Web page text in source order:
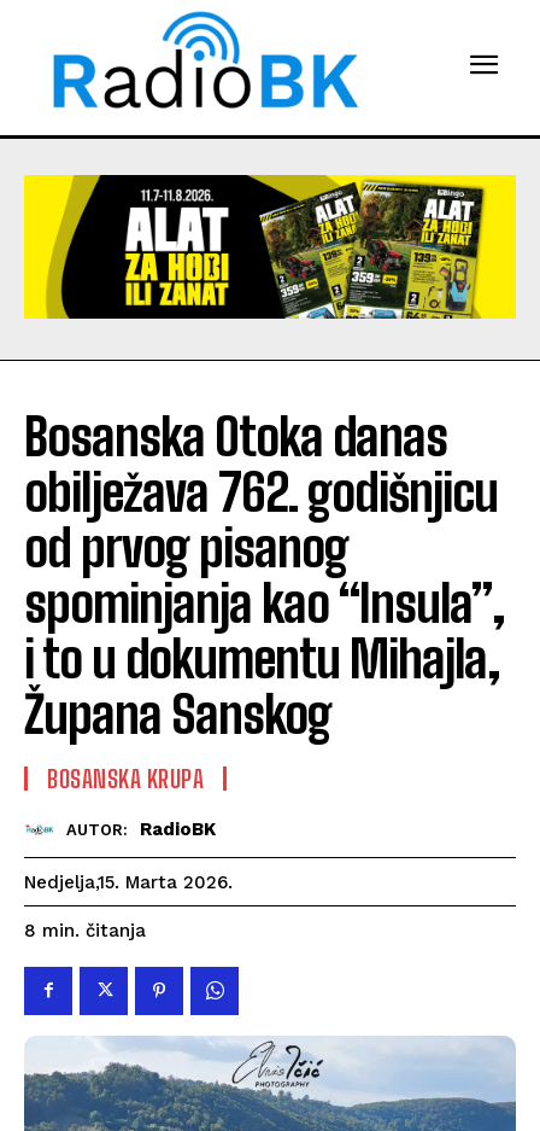
Bosanska Otoka danas
obilježava 762. godišnjicu
od prvog pisanog
spominjanja kao “Insula”,
i to u dokumentu Mihajla,
Župana Sanskog
BOSANSKA KRUPA
AUTOR: RadioBK
Nedjelja,15. Marta 2026.
8 min. čitanja